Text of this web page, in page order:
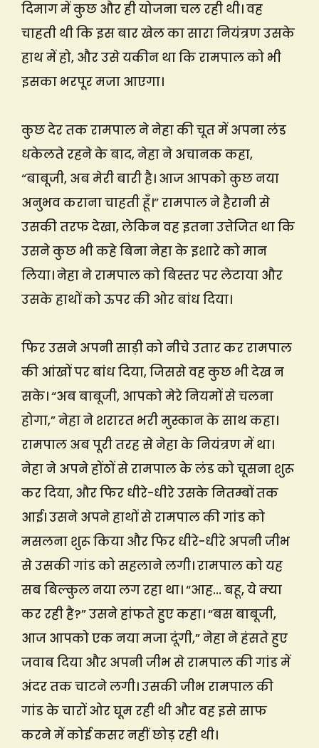
दिमाग में कुछ और ही योजना चल रही थी। वह
चाहती थी कि इस बार खेल का सारा नियंत्रण उसके
हाथ में हो, और उसे यकीन था कि रामपाल को भी
इसका भरपूर मजा आएगा।
कुछ देर तक रामपाल ने नेहा की चूत में अपना लंड
धकेलते रहने के बाद, नेहा ने अचानक कहा,
“बाबूजी, अब मेरी बारी है। आज आपको कुछ नया
अनुभव कराना चाहती हूँ।” रामपाल ने हैरानी से
उसकी तरफ देखा, लेकिन वह इतना उत्तेजित था कि
उसने कुछ भी कहे बिना नेहा के इशारे को मान
लिया। नेहा ने रामपाल को बिस्तर पर लेटाया और
उसके हाथों को ऊपर की ओर बांध दिया।
फिर उसने अपनी साड़ी को नीचे उतार कर रामपाल
की आंखों पर बांध दिया, जिससे वह कुछ भी देख न
सके। “अब बाबूजी, आपको मेरे नियमों से चलना
होगा,” नेहा ने शरारत भरी मुस्कान के साथ कहा।
रामपाल अब पूरी तरह से नेहा के नियंत्रण में था।
नेहा ने अपने होंठों से रामपाल के लंड को चूसना शुरू
कर दिया, और फिर धीरे-धीरे उसके नितम्बों तक
आई। उसने अपने हाथों से रामपाल की गांड को
मसलना शुरू किया और फिर धीरे-धीरे अपनी जीभ
से उसकी गांड को सहलाने लगी। रामपाल को यह
सब बिल्कुल नया लग रहा था। “आह… बहू, ये क्या
कर रही है?” उसने हांफते हुए कहा। “बस बाबूजी,
आज आपको एक नया मजा दूंगी,” नेहा ने हंसते हुए
जवाब दिया और अपनी जीभ से रामपाल की गांड में
अंदर तक चाटने लगी। उसकी जीभ रामपाल की
गांड के चारों ओर घूम रही थी और वह इसे साफ
करने में कोई कसर नहीं छोड़ रही थी।